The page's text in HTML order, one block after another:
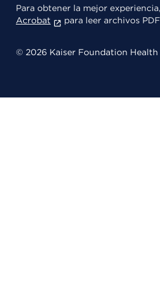
Para obtener la mejor
Acrobat
para leer archivos
© 2026 Kaiser Foundation Health